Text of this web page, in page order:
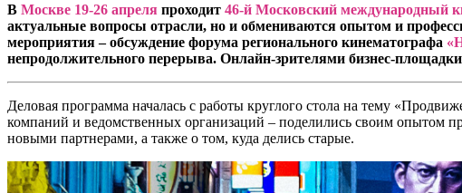
В Москве 19-26 апреля проходит 46-й Московский международный
актуальные вопросы отрасли, но и обмениваются опытом и
мероприятия – обсуждение форума регионального кинематографа
непродолжительного перерыва. Онлайн-зрителями бизнес-
Деловая программа началась с работы круглого стола на тему
компаний и ведомственных организаций – поделились своим опытом
новыми партнерами, а также о том, куда делись старые.